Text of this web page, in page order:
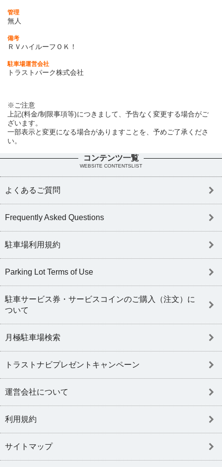
管理
無人
備考
ＲＶハイルーフＯＫ！
駐車場運営会社
トラストパーク株式会社
※ご注意
上記(料金/制限事項等)につきまして、予告なく変更する場合がご
ざいます。
一部表示と変更になる場合がありますことを、予めご了承くださ
い。
コンテンツ一覧
WEBSITE CONTENTSLIST
よくあるご質問
Frequently Asked Questions
駐車場利用規約
Parking Lot Terms of Use
駐車サービス券・サービスコインのご購入（注文）に
ついて
月極駐車場検索
トラストナビプレゼントキャンペーン
運営会社について
利用規約
サイトマップ